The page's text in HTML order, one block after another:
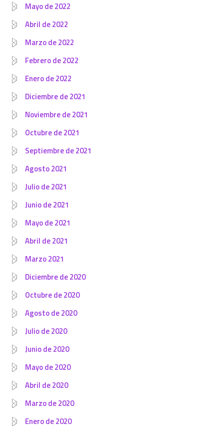
Mayo de 2022
Abril de 2022
Marzo de 2022
Febrero de 2022
Enero de 2022
Diciembre de 2021
Noviembre de 2021
Octubre de 2021
Septiembre de 2021
Agosto 2021
Julio de 2021
Junio de 2021
Mayo de 2021
Abril de 2021
Marzo 2021
Diciembre de 2020
Octubre de 2020
Agosto de 2020
Julio de 2020
Junio de 2020
Mayo de 2020
Abril de 2020
Marzo de 2020
Enero de 2020